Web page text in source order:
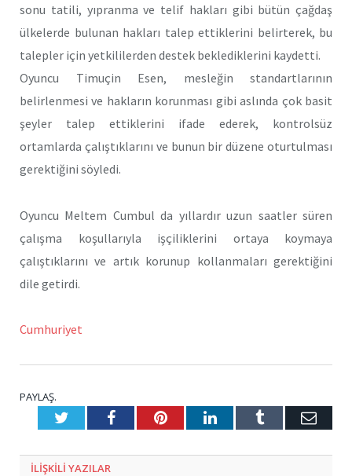
sonu tatili, yıpranma ve telif hakları gibi bütün çağdaş
ülkelerde bulunan hakları talep ettiklerini belirterek, bu
talepler için yetkililerden destek beklediklerini kaydetti.
Oyuncu Timuçin Esen, mesleğin standartlarının
belirlenmesi ve hakların korunması gibi aslında çok basit
şeyler talep ettiklerini ifade ederek, kontrolsüz
ortamlarda çalıştıklarını ve bunun bir düzene oturtulması
gerektiğini söyledi.
Oyuncu Meltem Cumbul da yıllardır uzun saatler süren
çalışma koşullarıyla işçiliklerini ortaya koymaya
çalıştıklarını ve artık korunup kollanmaları gerektiğini
dile getirdi.
Cumhuriyet
PAYLAŞ.
TwitterFacebookPinterestLinkedInTumblr E-
ILIŞKILI YAZILAR